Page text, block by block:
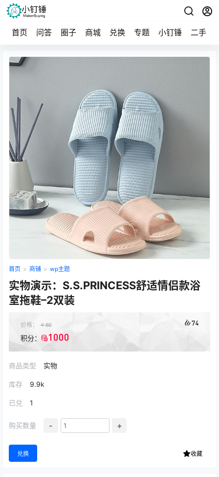
首页 问答 圈子 商城 兑换 专题 小钉锤 二手
首页 > 商铺 > wp主题
实物演示：S.S.PRINCESS舒适情侣款浴
室拖鞋–2双装
价格： ￥80
积分： 1000
74
商品类型 实物
库存 9.9k
已兑 1
购买数量 - +
兑换 收藏